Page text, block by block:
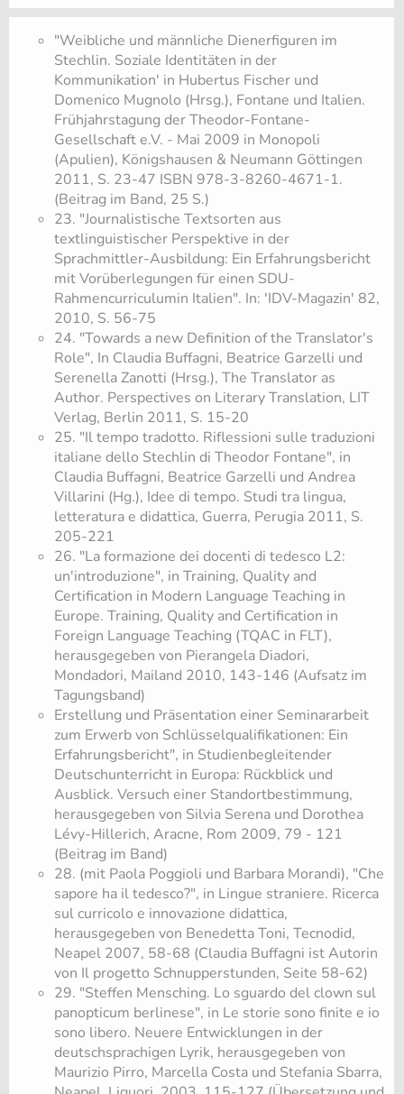
"Weibliche und männliche Dienerfiguren im
Stechlin. Soziale Identitäten in der
Kommunikation' in Hubertus Fischer und
Domenico Mugnolo (Hrsg.), Fontane und Italien.
Frühjahrstagung der Theodor-Fontane-
Gesellschaft e.V. - Mai 2009 in Monopoli
(Apulien), Königshausen & Neumann Göttingen
2011, S. 23-47 ISBN 978-3-8260-4671-1.
(Beitrag im Band, 25 S.)
23. "Journalistische Textsorten aus
textlinguistischer Perspektive in der
Sprachmittler-Ausbildung: Ein Erfahrungsbericht
mit Vorüberlegungen für einen SDU-
Rahmencurriculumin Italien". In: 'IDV-Magazin' 82,
2010, S. 56-75
24. "Towards a new Definition of the Translator's
Role", In Claudia Buffagni, Beatrice Garzelli und
Serenella Zanotti (Hrsg.), The Translator as
Author. Perspectives on Literary Translation, LIT
Verlag, Berlin 2011, S. 15-20
25. "Il tempo tradotto. Riflessioni sulle traduzioni
italiane dello Stechlin di Theodor Fontane", in
Claudia Buffagni, Beatrice Garzelli und Andrea
Villarini (Hg.), Idee di tempo. Studi tra lingua,
letteratura e didattica, Guerra, Perugia 2011, S.
205-221
26. "La formazione dei docenti di tedesco L2:
un'introduzione", in Training, Quality and
Certification in Modern Language Teaching in
Europe. Training, Quality and Certification in
Foreign Language Teaching (TQAC in FLT),
herausgegeben von Pierangela Diadori,
Mondadori, Mailand 2010, 143-146 (Aufsatz im
Tagungsband)
Erstellung und Präsentation einer Seminararbeit
zum Erwerb von Schlüsselqualifikationen: Ein
Erfahrungsbericht", in Studienbegleitender
Deutschunterricht in Europa: Rückblick und
Ausblick. Versuch einer Standortbestimmung,
herausgegeben von Silvia Serena und Dorothea
Lévy-Hillerich, Aracne, Rom 2009, 79 - 121
(Beitrag im Band)
28. (mit Paola Poggioli und Barbara Morandi), "Che
sapore ha il tedesco?", in Lingue straniere. Ricerca
sul curricolo e innovazione didattica,
herausgegeben von Benedetta Toni, Tecnodid,
Neapel 2007, 58-68 (Claudia Buffagni ist Autorin
von Il progetto Schnupperstunden, Seite 58-62)
29. "Steffen Mensching. Lo sguardo del clown sul
panopticum berlinese", in Le storie sono finite e io
sono libero. Neuere Entwicklungen in der
deutschsprachigen Lyrik, herausgegeben von
Maurizio Pirro, Marcella Costa und Stefania Sbarra,